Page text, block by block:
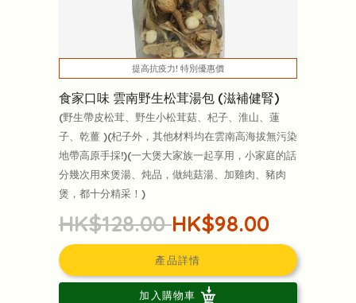
提高抗疫力! 特別優惠價
食家口味 雲南野生松茸湯包 (滋補健腎)
(野生帶皮松茸、野生小松茸菇、杞子、淮山、蓮
子、乾薑 )(杞子外，其他材料均在雲南高海拔無污染
地帶高原手採!)(一大煲大家族一起享用，小家庭的話
分幾次用來煲湯、炖品，做純菇湯、加雞肉、豬肉
煲，都十分精采！)
HK$128.00HK$98.00
產品詳情
加入購物車